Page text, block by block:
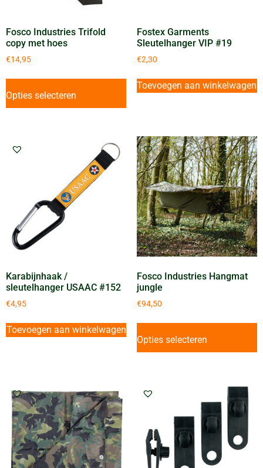
Fosco Industries Trifold
copy met hoes
€14,95
Opties selecteren
Fostex Garments
Sleutelhanger VIP #19
€2,30
Toevoegen aan winkelwagen
Karabijnhaak /
sleutelhanger USAAC #152
€4,95
Toevoegen aan winkelwagen
Fosco Industries Hangmat
jungle
€94,50
Opties selecteren